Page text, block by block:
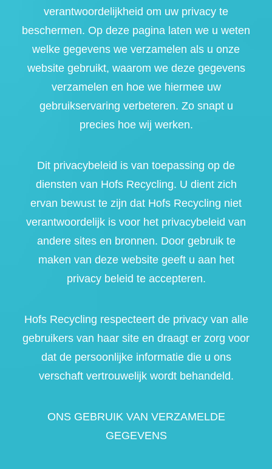
verantwoordelijkheid om uw privacy te
beschermen. Op deze pagina laten we u weten
welke gegevens we verzamelen als u onze
website gebruikt, waarom we deze gegevens
verzamelen en hoe we hiermee uw
gebruikservaring verbeteren. Zo snapt u
precies hoe wij werken.
Dit privacybeleid is van toepassing op de
diensten van Hofs Recycling. U dient zich
ervan bewust te zijn dat Hofs Recycling niet
verantwoordelijk is voor het privacybeleid van
andere sites en bronnen. Door gebruik te
maken van deze website geeft u aan het
privacy beleid te accepteren.
Hofs Recycling respecteert de privacy van alle
gebruikers van haar site en draagt er zorg voor
dat de persoonlijke informatie die u ons
verschaft vertrouwelijk wordt behandeld.
ONS GEBRUIK VAN VERZAMELDE
GEGEVENS